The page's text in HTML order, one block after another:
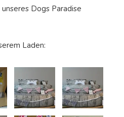
Dogs Paradise
Laden: